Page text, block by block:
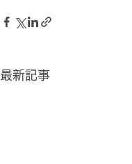
最新記事